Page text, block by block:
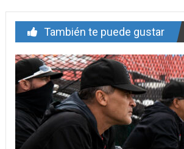
También te puede gustar